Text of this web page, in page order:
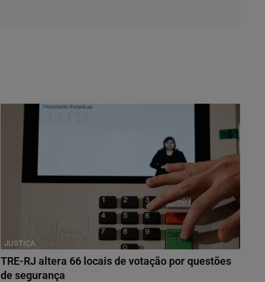
JUSTIÇA
TRE-RJ altera 66 locais de votação por questões
de segurança